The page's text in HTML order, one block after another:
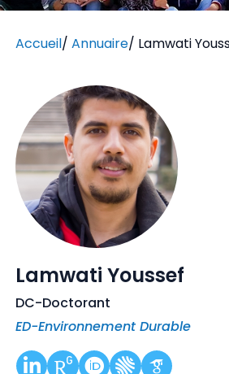
Accueil/ Annuaire/ Lamwati
Lamwati Youssef
DC-Doctorant
ED-Environnement Durable